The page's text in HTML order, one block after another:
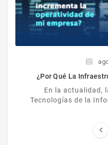
¿Por Qué La
En la actualidad,
Tecnologías de la
